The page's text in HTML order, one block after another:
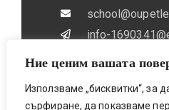
Ние ценим вашата
Използваме „бисквитки“, за
сърфиране, да показваме
info-
032 / 643 673
0884 / 787772